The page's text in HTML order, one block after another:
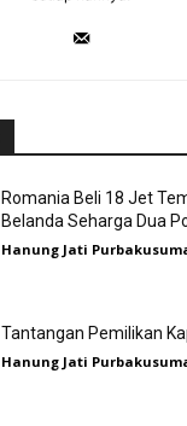
Romania Beli 18 Jet
Belanda Seharga Dua
Hanung Jati
Tantangan Pemilikan
Hanung Jati